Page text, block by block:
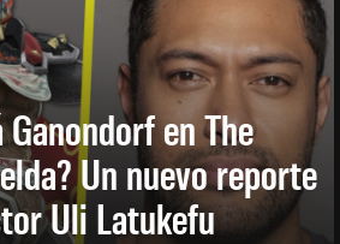
en The
Un nuevo reporte
Uli Latukefu